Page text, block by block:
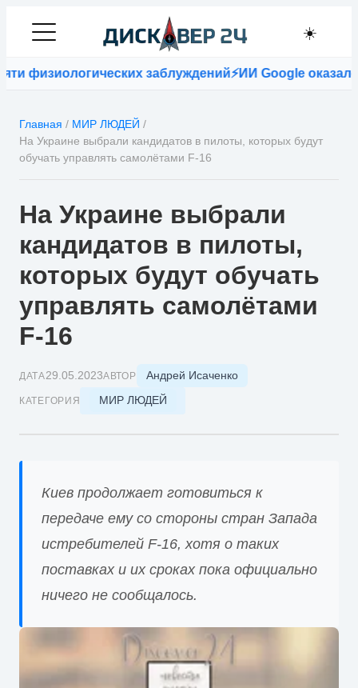
☀️
заблуждений⚡ИИ Google оказался
Главная / МИР ЛЮДЕЙ /
На Украине выбрали кандидатов в пилоты, которых будут
обучать управлять самолётами F-16
На Украине выбрали
кандидатов в пилоты,
которых будут обучать
управлять самолётами
F-16
ДАТА29.05.2023АВТОР Андрей Исаченко
КАТЕГОРИЯ МИР ЛЮДЕЙ
Киев продолжает готовиться к
передаче ему со стороны стран Запада
истребителей F-16, хотя о таких
поставках и их сроках пока официально
ничего не сообщалось.